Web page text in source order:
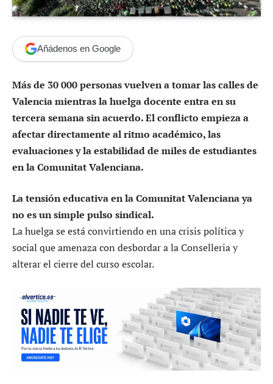
Añádenos en Google
Más de 30 000 personas vuelven a tomar las calles de
Valencia mientras la huelga docente entra en su
tercera semana sin acuerdo. El conflicto empieza a
afectar directamente al ritmo académico, las
evaluaciones y la estabilidad de miles de estudiantes
en la Comunitat Valenciana.
La tensión educativa en la Comunitat Valenciana ya
no es un simple pulso sindical.
La huelga se está convirtiendo en una crisis política y
social que amenaza con desbordar a la Conselleria y
alterar el cierre del curso escolar.